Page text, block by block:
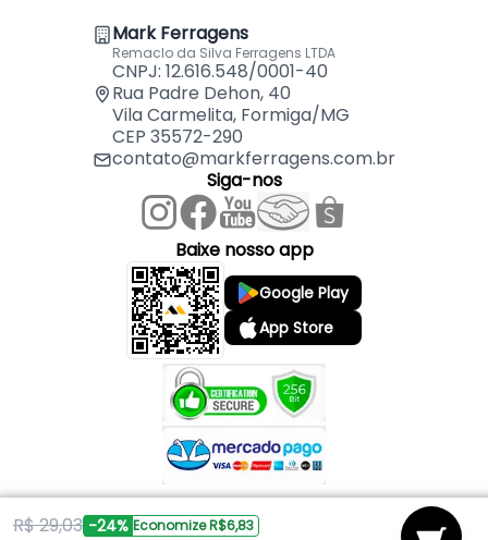
R$ 29,03 -24% Economize R$6,83
Mark Ferragens
Remaclo da Silva Ferragens LTDA
CNPJ: 12.616.548/0001-40
Rua Padre Dehon, 40
Vila Carmelita, Formiga/MG
CEP 35572-290
contato@markferragens.com.br
Siga-nos
Baixe nosso app
Google Play
App Store
Copyright © 2026 Mark Ferragens. Todos os direitos reservados.